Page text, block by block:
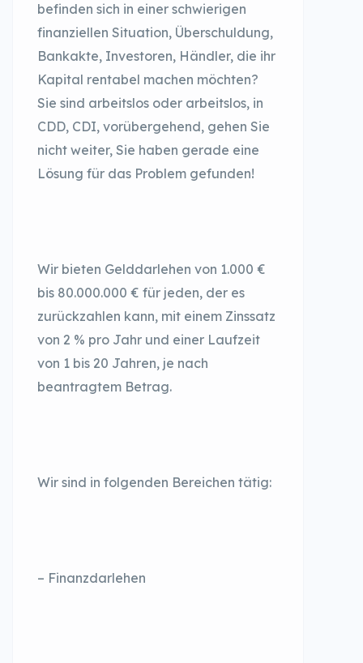
befinden sich in einer schwierigen
finanziellen Situation, Überschuldung,
Bankakte, Investoren, Händler, die ihr
Kapital rentabel machen möchten?
Sie sind arbeitslos oder arbeitslos, in
CDD, CDI, vorübergehend, gehen Sie
nicht weiter, Sie haben gerade eine
Lösung für das Problem gefunden!
Wir bieten Gelddarlehen von 1.000 €
bis 80.000.000 € für jeden, der es
zurückzahlen kann, mit einem Zinssatz
von 2 % pro Jahr und einer Laufzeit
von 1 bis 20 Jahren, je nach
beantragtem Betrag.
Wir sind in folgenden Bereichen tätig:
– Finanzdarlehen